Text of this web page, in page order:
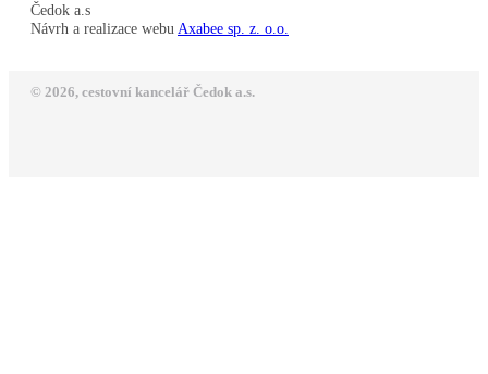
Čedok a.s
Návrh a realizace webu Axabee sp. z. o.o.
© 2026, cestovní kancelář Čedok a.s.